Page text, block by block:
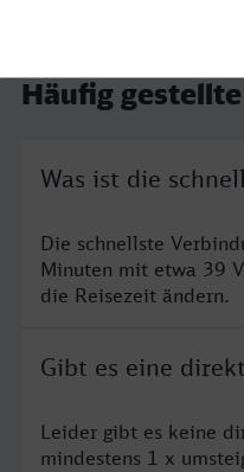
Häufig
Was ist die
Die schnellste
Minuten mit etwa 39
die Reisezeit ändern.
Gibt es eine
Leider gibt es keine
mindestens 1 x